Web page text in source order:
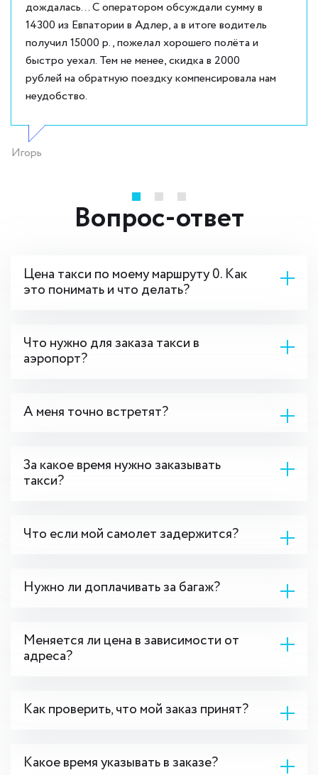
дождалась... С оператором обсуждали сумму в
14300 из Евпатории в Адлер, а в итоге водитель
получил 15000 р., пожелал хорошего полёта и
быстро уехал. Тем не менее, скидка в 2000
рублей на обратную поездку компенсировала нам
неудобство.
Игорь
Вопрос-ответ
Цена такси по моему маршруту 0. Как
это понимать и что делать?
Что нужно для заказа такси в
аэропорт?
А меня точно встретят?
За какое время нужно заказывать
такси?
Что если мой самолет задержится?
Нужно ли доплачивать за багаж?
Меняется ли цена в зависимости от
адреса?
Как проверить, что мой заказ принят?
Какое время указывать в заказе?